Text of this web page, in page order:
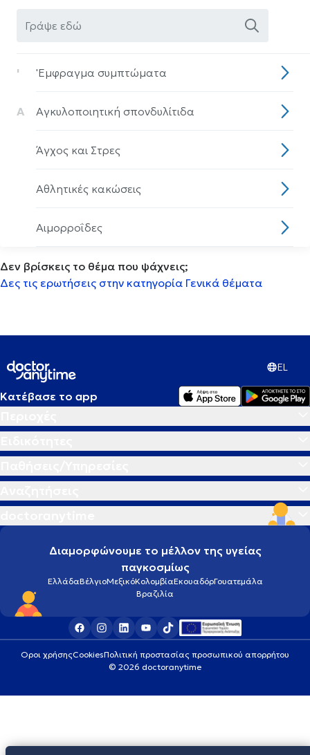
' 'Eμφραγμα συμπτώματα
Α Αγκυλοποιητική σπονδυλίτιδα
Άγχος και Στρες
Αθλητικές κακώσεις
Αιμορροΐδες
Αισθητηριακη ολοκλήρωση
Ακράτεια
Ακτινική κεράτωση
Ακτινογραφία
Αλλεργική ρινίτιδα
Αλλεργικό σοκ
Αλτσχάιμερ
Αμνιοπαρακέντηση
Δεν βρίσκεις το θέμα που ψάχνεις;
Δες τις ερωτήσεις στην κατηγορία Γενικά θέματα
EL
Κατέβασε το app
Διαμορφώνουμε το μέλλον της υγείας
παγκοσμίως
ΕλλάδαΒέλγιοΜεξικόΚολομβίαΕκουαδόρΓουατεμάλα
Βραζιλία
Οροι χρήσηςCookiesΠολιτική προστασίας προσωπικού απορρήτου
© 2026 doctoranytime